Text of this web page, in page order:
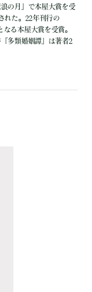
の月』で本屋大賞を受
れた。22年刊行の
なる本屋大賞を受賞。
多類婚姻譚』は著者2